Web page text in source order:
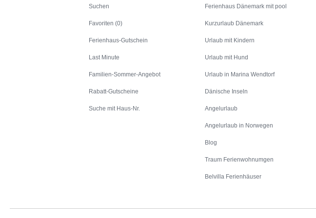
Suchen
Favoriten (0)
Ferienhaus-Gutschein
Last Minute
Familien-Sommer-Angebot
Rabatt-Gutscheine
Suche mit Haus-Nr.
Ferienhaus Dänemark mit pool
Kurzurlaub Dänemark
Urlaub mit Kindern
Urlaub mit Hund
Urlaub in Marina Wendtorf
Dänische Inseln
Angelurlaub
Angelurlaub in Norwegen
Blog
Traum Ferienwohnumgen
Belvilla Ferienhäuser